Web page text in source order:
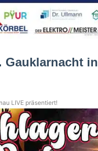
LIVE präsentiert!